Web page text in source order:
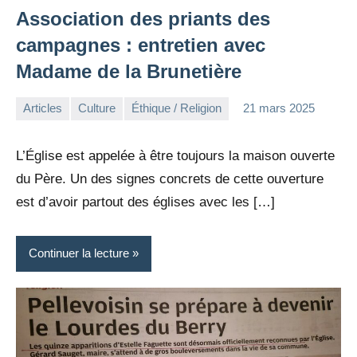
Association des priants des
campagnes : entretien avec
Madame de la Brunetière
Articles Culture Éthique / Religion 21 mars 2025
L’Église est appelée à être toujours la maison ouverte
du Père. Un des signes concrets de cette ouverture
est d’avoir partout des églises avec les […]
Continuer la lecture